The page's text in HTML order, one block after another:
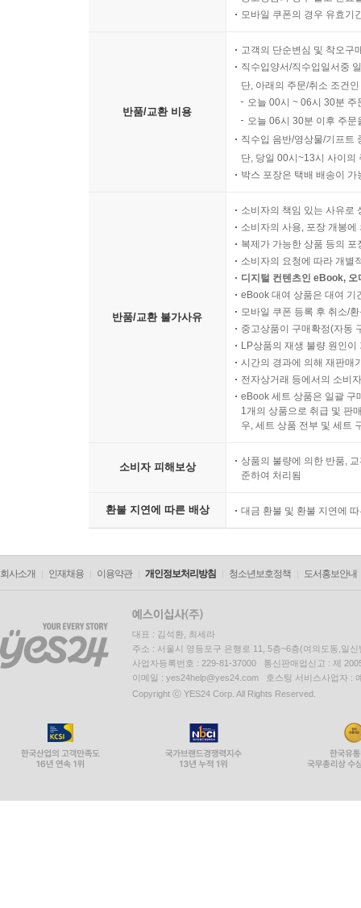
모바일 쿠폰의 경우 유효기
반품/교환 비용
고객의 단순변심 및 착오구
직수입양서/직수입일서중
단, 아래의 주문/취소 조건
오늘 00시 ~ 06시 30분
오늘 06시 30분 이후 주
직수입 음반/영상물/기프트
단, 당일 00시~13시 사이의
박스 포장은 택배 배송이
반품/교환 불가사유
소비자의 책임 있는 사유로
소비자의 사용, 포장 개봉
복제가 가능한 상품 등의
소비자의 요청에 따라 개별
디지털 컨텐츠인 eBook,
eBook 대여 상품은 대여 기
모바일 쿠폰 등록 후 취소/
중고상품이 구매확정(자동
LP상품의 재생 불량 원인
시간의 경과에 의해 재판매
전자상거래 등에서의 소비
eBook 세트 상품은 일괄 구
1개의 상품으로 취급 및 판
우, 세트 상품 전부 및 세트
소비자 피해보상
상품의 불량에 의한 반품,
준하여 처리됨
환불 지연에 따른 배상 대금 환불 및 환불 지연에
회사소개 인재채용 이용약관 개인정보처리방침 청소년보호정책 도서홍보안내
대표 : 김석환, 최세라
주소 : 서울시 영등포구 은행로 11, 5층~6층(여의도동,일신
사업자등록번호 : 229-81-37000 통신판매업신고 : 제
이메일 : yes24help@yes24.com 호스팅 서비스사업자 :
Copyright ⓒ YES24 Corp. All Rights Reserved.